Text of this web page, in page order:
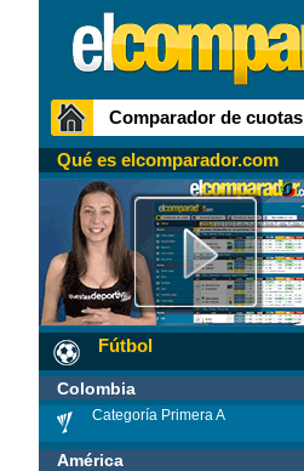
Comparador de cuotas
Qué es elcomparador.com
Fútbol
Colombia
Categoría Primera A
América